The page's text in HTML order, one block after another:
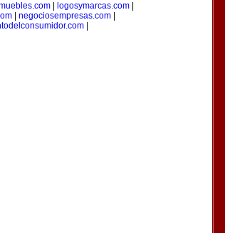
| logosymarcas.com|
| negociosempresas.com|